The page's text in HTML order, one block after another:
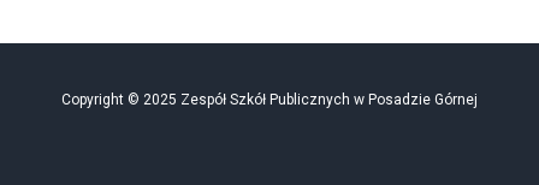
Copyright © 2025 Zespół Szkół Publicznych w Posadzie Górnej